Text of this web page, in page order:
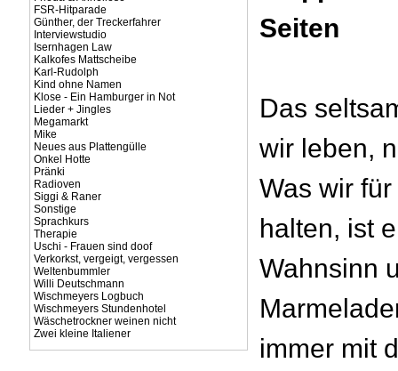
FSR-Hitparade
Günther, der Treckerfahrer
Interviewstudio
Isernhagen Law
Kalkofes Mattscheibe
Karl-Rudolph
Kind ohne Namen
Klose - Ein Hamburger in Not
Lieder + Jingles
Megamarkt
Mike
Neues aus Plattengülle
Onkel Hotte
Pränki
Radioven
Siggi & Raner
Sonstige
Sprachkurs
Therapie
Uschi - Frauen sind doof
Verkorkst, vergeigt, vergessen
Weltenbummler
Willi Deutschmann
Wischmeyers Logbuch
Wischmeyers Stundenhotel
Wäschetrockner weinen nicht
Zwei kleine Italiener
Seiten
Das
wir leben,
Was wir
halten, ist
Wahnsinn
immer mit